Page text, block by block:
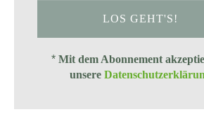
* Mit dem Abonnement
unsere